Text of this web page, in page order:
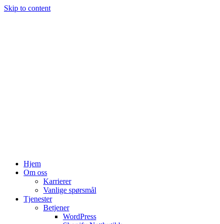
Skip to content
Hjem
Om oss
Karrierer
Vanlige spørsmål
Tjenester
Betjener
WordPress